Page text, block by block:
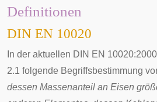
Definitionen
DIN EN 10020
In der aktuellen DIN EN
2.1 folgende Begriffsbestimmung
dessen Massenanteil an Eisen